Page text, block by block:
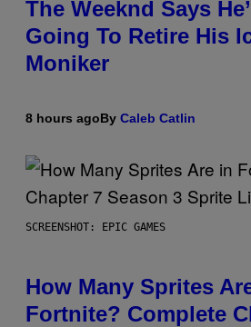
The Weeknd Says
Going To Retire His
Moniker
8 hours agoBy Caleb Catlin
SCREENSHOT: EPIC GAMES
How Many Sprites
Fortnite? Complete